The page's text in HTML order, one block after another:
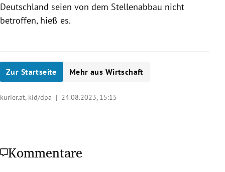
Deutschland seien von dem Stellenabbau nicht
betroffen, hieß es.
Zur Startseite Mehr aus Wirtschaft
kurier.at, kid/dpa | 24.08.2023, 15:15
Kommentare